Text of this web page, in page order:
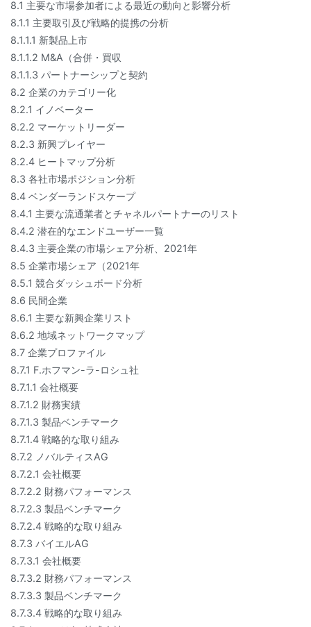
8.1 主要な市場参加者による最近の動向と影響分析
8.1.1 主要取引及び戦略的提携の分析
8.1.1.1 新製品上市
8.1.1.2 M&A（合併・買収
8.1.1.3 パートナーシップと契約
8.2 企業のカテゴリー化
8.2.1 イノベーター
8.2.2 マーケットリーダー
8.2.3 新興プレイヤー
8.2.4 ヒートマップ分析
8.3 各社市場ポジション分析
8.4 ベンダーランドスケープ
8.4.1 主要な流通業者とチャネルパートナーのリスト
8.4.2 潜在的なエンドユーザー一覧
8.4.3 主要企業の市場シェア分析、2021年
8.5 企業市場シェア（2021年
8.5.1 競合ダッシュボード分析
8.6 民間企業
8.6.1 主要な新興企業リスト
8.6.2 地域ネットワークマップ
8.7 企業プロファイル
8.7.1 F.ホフマン-ラ-ロシュ社
8.7.1.1 会社概要
8.7.1.2 財務実績
8.7.1.3 製品ベンチマーク
8.7.1.4 戦略的な取り組み
8.7.2 ノバルティスAG
8.7.2.1 会社概要
8.7.2.2 財務パフォーマンス
8.7.2.3 製品ベンチマーク
8.7.2.4 戦略的な取り組み
8.7.3 バイエルAG
8.7.3.1 会社概要
8.7.3.2 財務パフォーマンス
8.7.3.3 製品ベンチマーク
8.7.3.4 戦略的な取り組み